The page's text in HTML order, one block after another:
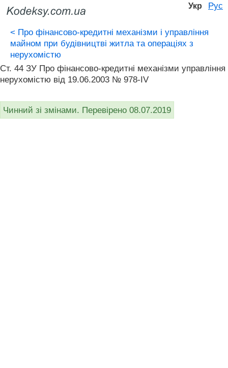
Укр Рус
< Про фінансово-кредитні механізми і управління
майном при будівництві житла та операціях з
нерухомістю
Ст. 44 ЗУ Про фінансово-кредитні механізми управління
нерухомістю від 19.06.2003 № 978-IV
Чинний зі змінами. Перевірено 08.07.2019